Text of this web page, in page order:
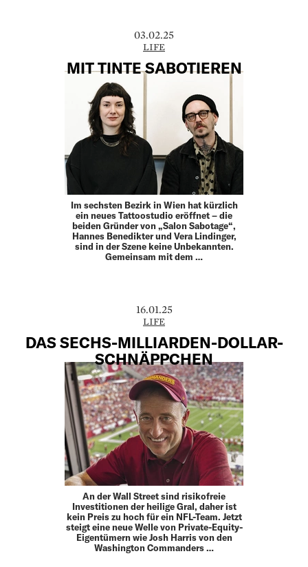
03.02.25
LIFE
MIT TINTE SABOTIEREN
Im sechsten Bezirk in Wien hat kürzlich
ein neues Tattoo­studio eröffnet – die
beiden Gründer von „Salon Sabotage“,
Hannes Benedikter und Vera Lindinger,
sind in der Szene keine Unbekannten.
Gemeinsam mit dem …
16.01.25
LIFE
DAS SECHS-MILLIARDEN-DOLLAR-
SCHNÄPPCHEN
An der Wall Street sind risikofreie
Investitionen der heilige Gral, daher ist
kein Preis zu hoch für ein NFL-Team. Jetzt
steigt eine neue Welle von Private-Equity-
Eigentümern wie Josh Harris von den
Washington Commanders …